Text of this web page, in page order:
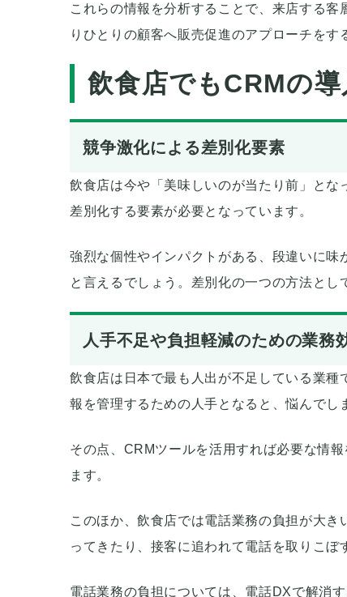
これらの情報を分析することで、来店する
りひとりの顧客へ販売促進のアプローチをす
飲食店でもCRMの
競争激化による差別化要素
飲食店は今や「美味しいのが当たり前」と
差別化する要素が必要となっています。
強烈な個性やインパクトがある、段違いに
と言えるでしょう。差別化の一つの方法とし
人手不足や負担軽減のための業務
飲食店は日本で最も人出が不足している業
報を管理するための人手となると、悩んでし
その点、CRMツールを活用すれば必要な情
ます。
このほか、飲食店では電話業務の負担が大
ってきたり、接客に追われて電話を取りこぼ
電話業務の負担については、電話DXで解消